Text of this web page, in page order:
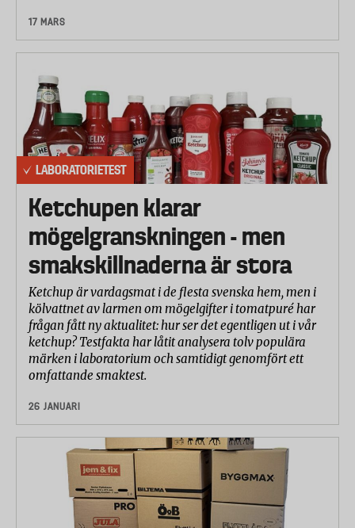
17 MARS
LABORATORIETEST
Ketchupen klarar
mögelgranskningen - men
smakskillnaderna är stora
Ketchup är vardagsmat i de flesta svenska hem, men i
kölvattnet av larmen om mögelgifter i tomatpuré har
frågan fått ny aktualitet: hur ser det egentligen ut i vår
ketchup? Testfakta har låtit analysera tolv populära
märken i laboratorium och samtidigt genomfört ett
omfattande smaktest.
26 JANUARI